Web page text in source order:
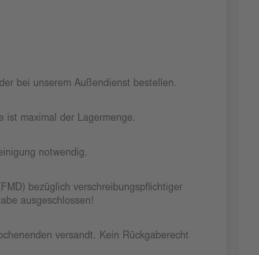
bei unserem Außendienst bestellen.
ist maximal der Lagermenge.
notwendig.
bezüglich verschreibungspflichtiger
ausgeschlossen!
versandt. Kein Rückgaberecht